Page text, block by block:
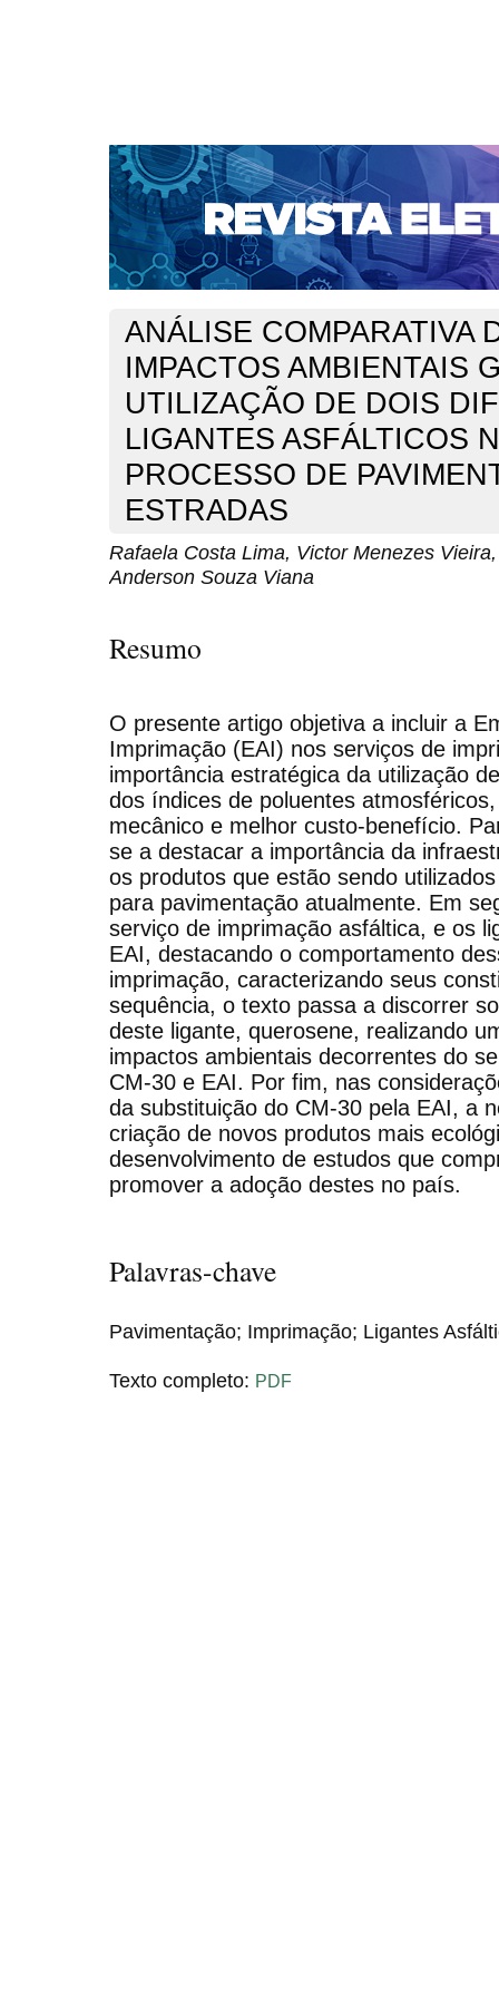
CAPA SOBRE ACESSO CADASTRO
NOTÍCIAS
SUBMISSÕES
PORTAL DE REVISTAS
AUTORES
TUTORIAL PARA AVALIADORES
Capa> v. 6, n. 1 (2016)> Lima
ANÁLISE COMPARATIVA
IMPACTOS AMBIENTAIS
UTILIZAÇÃO DE DOIS
LIGANTES ASFÁLTICOS
PROCESSO DE
ESTRADAS
Rafaela Costa Lima, Victor Menezes
Anderson Souza Viana
Resumo
O presente artigo objetiva a incluir a
Imprimação (EAI) nos serviços de
importância estratégica da utilização
dos índices de poluentes
mecânico e melhor custo-benefício.
se a destacar a importância da
os produtos que estão sendo
para pavimentação atualmente. Em
serviço de imprimação asfáltica, e os
EAI, destacando o comportamento
imprimação, caracterizando seus
sequência, o texto passa a discorrer
deste ligante, querosene, realizando
impactos ambientais decorrentes do
CM-30 e EAI. Por fim, nas
da substituição do CM-30 pela EAI, a
criação de novos produtos mais
desenvolvimento de estudos que
promover a adoção destes no país.
Palavras-chave
Pavimentação; Imprimação; Ligantes
Texto completo: PDF